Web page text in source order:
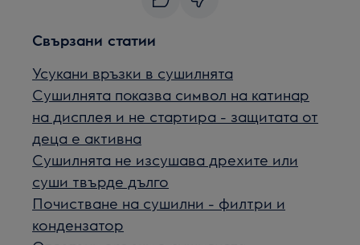
Свързани статии
Усукани връзки в сушилнята
Сушилнята показва символ на катинар
на дисплея и не стартира - защитата от
деца е активна
Сушилнята не изсушава дрехите или
суши твърде дълго
Почистване на сушилни - филтри и
кондензатор